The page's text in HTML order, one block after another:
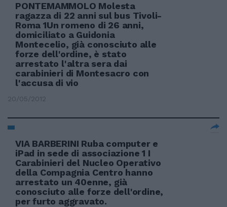
PONTEMAMMOLO Molesta
ragazza di 22 anni sul bus Tivoli-
Roma 1Un romeno di 26 anni,
domiciliato a Guidonia
Montecelio, già conosciuto alle
forze dell'ordine, è stato
arrestato l'altra sera dai
carabinieri di Montesacro con
l'accusa di vio
20/05/2012
VIA BARBERINI Ruba computer e
iPad in sede di associazione 1 I
Carabinieri del Nucleo Operativo
della Compagnia Centro hanno
arrestato un 40enne, già
conosciuto alle forze dell'ordine,
per furto aggravato.